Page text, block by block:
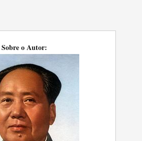
Sobre o Autor: